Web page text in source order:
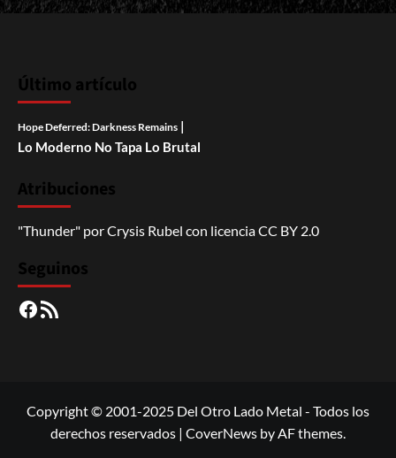
Último artículo
Hope Deferred: Darkness Remains |
Lo Moderno No Tapa Lo Brutal
Atribuciones
"Thunder" porCrysis Rubel con licenciaCC BY 2.0
Seguinos
Facebook
RSS
Copyright © 2001-2025 Del Otro Lado Metal - Todos los
derechos reservados | CoverNews by AF themes.